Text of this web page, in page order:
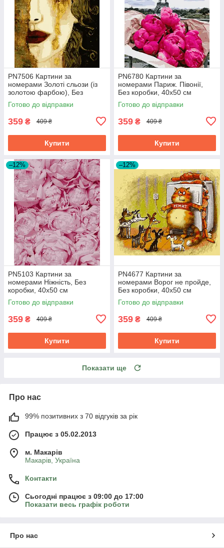
PN7506 Картини за
номерами Золоті сльози (із
золотою фарбою), Без
коробки, 40х50 см
Готово до відправки
359 ₴ 409 ₴
Купити
PN6780 Картини за
номерами Париж. Півонії,
Без коробки, 40х50 см
Готово до відправки
359 ₴ 409 ₴
Купити
–12%
PN5103 Картини за
номерами Ніжність, Без
коробки, 40х50 см
Готово до відправки
359 ₴ 409 ₴
Купити
–12%
PN4677 Картини за
номерами Ворог не пройде,
Без коробки, 40х50 см
Готово до відправки
359 ₴ 409 ₴
Купити
Показати ще
Про нас
99% позитивних з 70 відгуків за рік
Працює з 05.02.2013
м. Mакарів
Mакарів, Україна
Контакти
Сьогодні працює з 09:00 до 17:00
Показати весь графік роботи
Про нас